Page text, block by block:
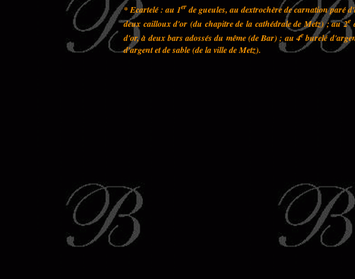
* Ecartelé : au 1erde gueules, au dextrochère de carnation paré
deux cailloux d'or (du chapitre de la cathédrale de Metz) ; au 2e
d'or, à deux bars adossés du même (de Bar) ; au 4e burelé
d'argent et de sable (de la ville de Metz).